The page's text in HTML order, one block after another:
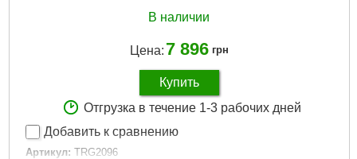
В наличии
Цена: 7 896 грн
Купить
Отгрузка в течение 1-3 рабочих дней
Добавить к сравнению
Артикул: TRG2096